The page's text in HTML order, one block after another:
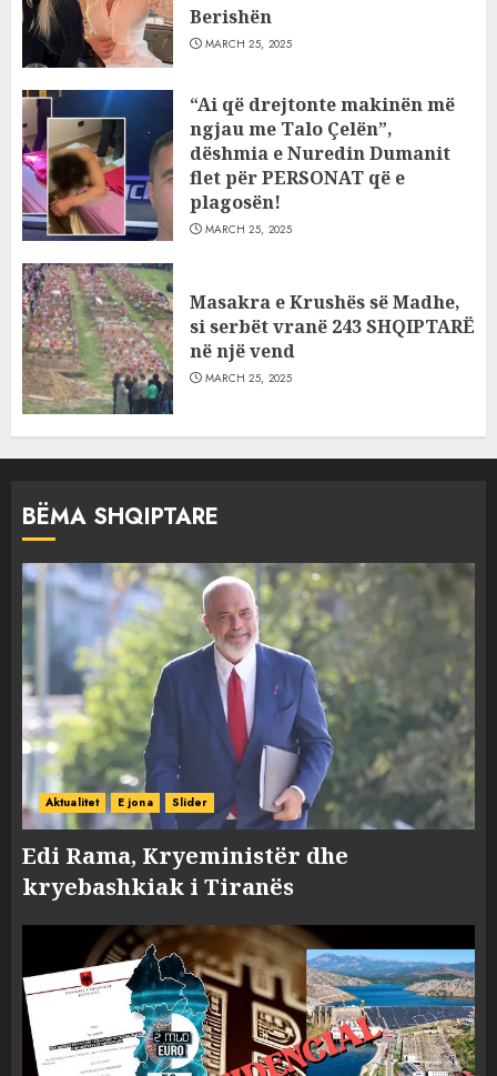
Berishën
MARCH 25, 2025
“Ai që drejtonte makinën më
ngjau me Talo Çelën”,
dëshmia e Nuredin Dumanit
flet për PERSONAT që e
plagosën!
MARCH 25, 2025
Masakra e Krushës së Madhe,
si serbët vranë 243 SHQIPTARË
në një vend
MARCH 25, 2025
BËMA SHQIPTARE
Aktualitet E jona Slider
Edi Rama, Kryeministër dhe
kryebashkiak i Tiranës